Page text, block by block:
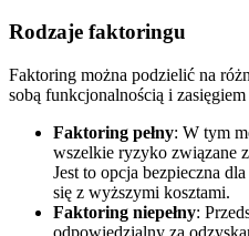
Rodzaje faktoringu
Faktoring można podzielić na
sobą funkcjonalnością i zasięgiem
Faktoring pełny: W tym
wszelkie ryzyko związane
Jest to opcja bezpieczna
się z wyższymi kosztami.
Faktoring niepełny:
odpowiedzialny za